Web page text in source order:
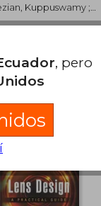
(en
Kuppuswamy ;
Ramanathan
, pero